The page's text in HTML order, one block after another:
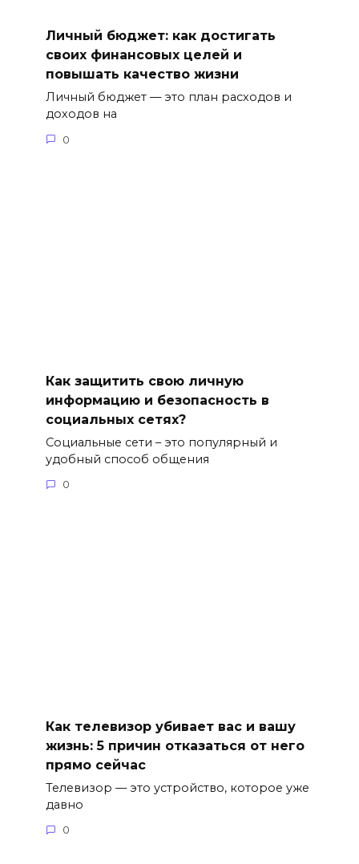
Личный бюджет: как достигать
своих финансовых целей и
повышать качество жизни
Личный бюджет — это план расходов и
доходов на
0
Как защитить свою личную
информацию и безопасность в
социальных сетях?
Социальные сети – это популярный и
удобный способ общения
0
Как телевизор убивает вас и вашу
жизнь: 5 причин отказаться от него
прямо сейчас
Телевизор — это устройство, которое уже
давно
0